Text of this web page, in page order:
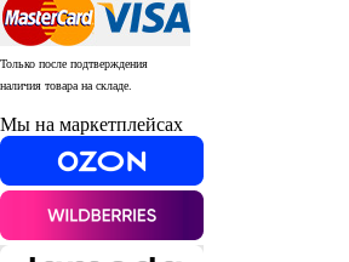
Только после подтверждения
наличия товара на складе.
Мы на маркетплейсах